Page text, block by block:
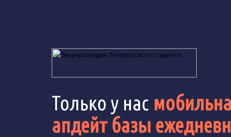
Только у нас
апдейт базы